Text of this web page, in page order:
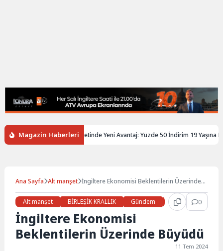
Magazin Haberleri
Gençlere Tren Biletinde Yeni Avantaj: Yüzde 50 İndirim 19 Yaşına
Ana Sayfa Alt manşet İngiltere Ekonomisi Beklentilerin Üzerinde
Alt manşet
BİRLEŞİK KRALLIK Gündem Haberler 0
İngiltere Ekonomisi
Beklentilerin Üzerinde Büyüdü
11 Tem 2024